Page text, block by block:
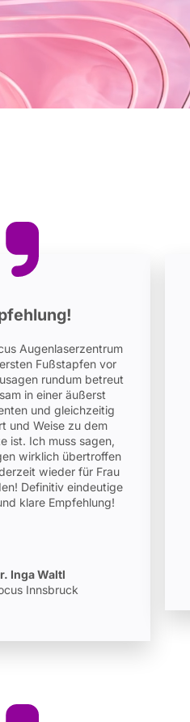
Augenlaserzentrum
Fußstapfen vor
rundum betreut
in einer äußerst
und gleichzeitig
und Weise zu dem
ist. Ich muss sagen,
wirklich übertroffen
wieder für Frau
Definitiv eindeutige
klare Empfehlung!
Inga Waltl
Innsbruck